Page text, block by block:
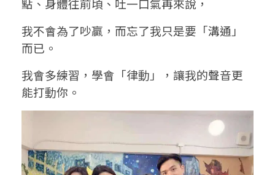
點、身體往前頃、吐一口氣再來說，
我不會為了吵贏，而忘了我只是要「溝通」
而已。
我會多練習，學會「律動」，讓我的聲音更
能打動你。